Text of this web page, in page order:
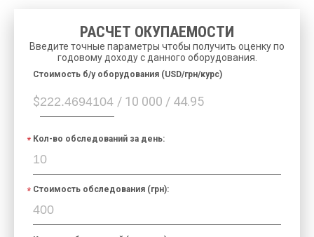
РАСЧЕТ ОКУПАЕМОСТИ
Введите точные параметры чтобы получить оценку по
годовому доходу с данного оборудования.
$ / 10 000 / 44.95
Cтоимость б/у оборудования (USD/грн/курс)
Кол-во обследований за день:
Стоимость обследования (грн):